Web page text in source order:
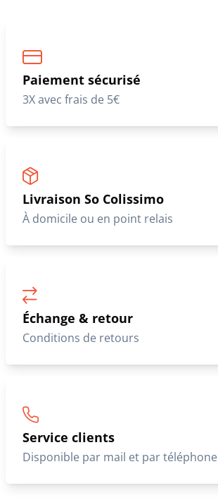
Paiement sécurisé
3X avec frais de 5€
Livraison So Colissimo
À domicile ou en point relais
Échange & retour
Conditions de retours
Service clients
Disponible par mail et par téléphone